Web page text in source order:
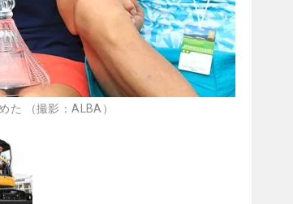
た （撮影：ALBA）